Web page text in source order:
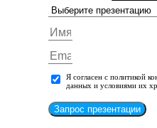
Я согласен с политикой
данных и условиями их
Запрос презентации